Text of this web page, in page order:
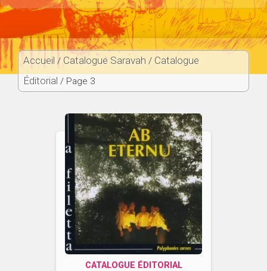
Accueil / Catalogue Saravah / Catalogue
Éditorial / Page 3
CATALOGUE ÉDITORIAL